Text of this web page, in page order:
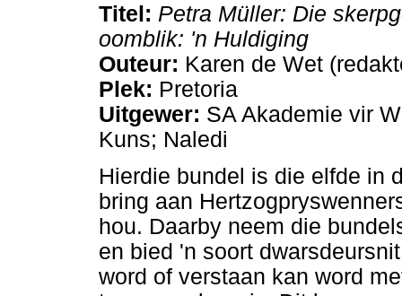
Titel: Petra Müller: Die
oomblik: 'n Huldiging
Outeur: Karen de Wet
Plek: Pretoria
Uitgewer: SA Akademie vir
Kuns; Naledi
Hierdie bundel is die elfde in
bring aan
hou. Daarby neem die
en bied 'n soort
word of verstaan kan word